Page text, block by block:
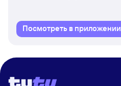
Посмотреть в приложении